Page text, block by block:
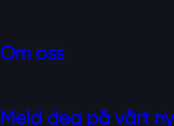
Om oss
Meld deg på vårt